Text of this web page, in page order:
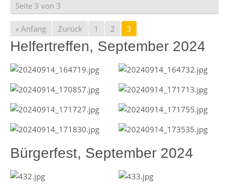
Seite 3 von 3
« Anfang Zurück 1 2 3
Helfertreffen, September 2024
Bürgerfest, September 2024